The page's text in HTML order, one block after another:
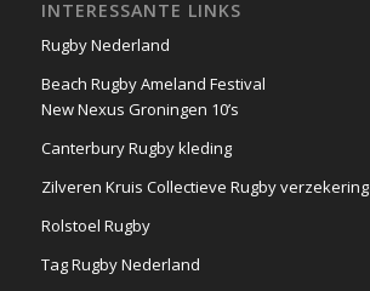
INTERESSANTE LINKS
Rugby Nederland
Beach Rugby Ameland Festival
New Nexus Groningen 10’s
Canterbury Rugby kleding
Zilveren Kruis Collectieve Rugby verzekering
Rolstoel Rugby
Tag Rugby Nederland